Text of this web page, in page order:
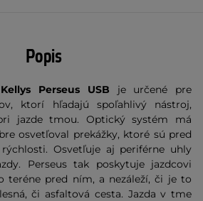
Popis
Perseus USB je určené pre
ktorí hľadajú spoľahlivý nástroj,
jazde tmou. Optický systém má
osvetľoval prekážky, ktoré sú pred
Osvetľuje aj periférne uhly
Perseus tak poskytuje jazdcovi
teréne pred ním, a nezáleží, či je to
či asfaltová cesta. Jazda v tme